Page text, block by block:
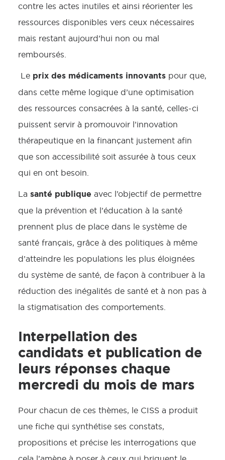
contre les actes inutiles et ainsi réorienter les
ressources disponibles vers ceux nécessaires
mais restant aujourd’hui non ou mal
remboursés.
Le prix des médicaments innovants pour que,
dans cette même logique d’une optimisation
des ressources consacrées à la santé, celles-ci
puissent servir à promouvoir l’innovation
thérapeutique en la finançant justement afin
que son accessibilité soit assurée à tous ceux
qui en ont besoin.
La santé publique avec l’objectif de permettre
que la prévention et l’éducation à la santé
prennent plus de place dans le système de
santé français, grâce à des politiques à même
d’atteindre les populations les plus éloignées
du système de santé, de façon à contribuer à la
réduction des inégalités de santé et à non pas à
la stigmatisation des comportements.
Interpellation des
candidats et publication de
leurs réponses chaque
mercredi du mois de mars
Pour chacun de ces thèmes, le CISS a produit
une fiche qui synthétise ses constats,
propositions et précise les interrogations que